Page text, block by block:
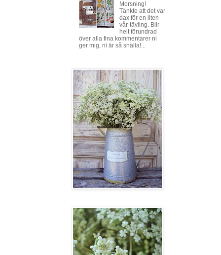
Morsning!
Tänkte att det var
dax för en liten
vår-tävling. Blir
helt förundrad
över alla fina kommentarer ni
ger mig, ni är så snälla!...